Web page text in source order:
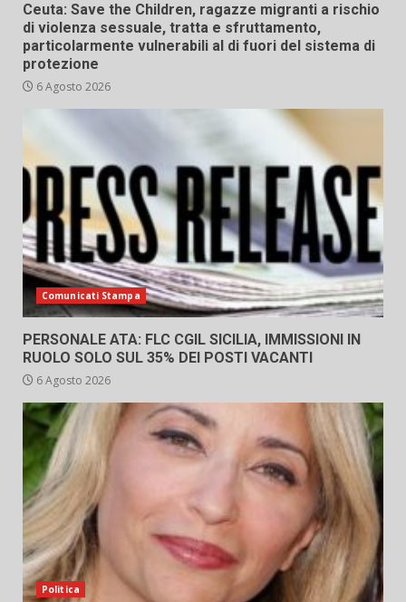
Ceuta: Save the Children, ragazze migranti a rischio
di violenza sessuale, tratta e sfruttamento,
particolarmente vulnerabili al di fuori del sistema di
protezione
6 Agosto 2026
Comunicati Stampa
PERSONALE ATA: FLC CGIL SICILIA, IMMISSIONI IN
RUOLO SOLO SUL 35% DEI POSTI VACANTI
6 Agosto 2026
Politica